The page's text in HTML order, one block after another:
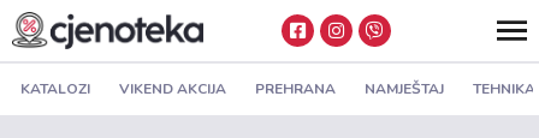
KATALOZI VIKEND AKCIJA PREHRANA NAMJEŠTAJ TEHNIKA